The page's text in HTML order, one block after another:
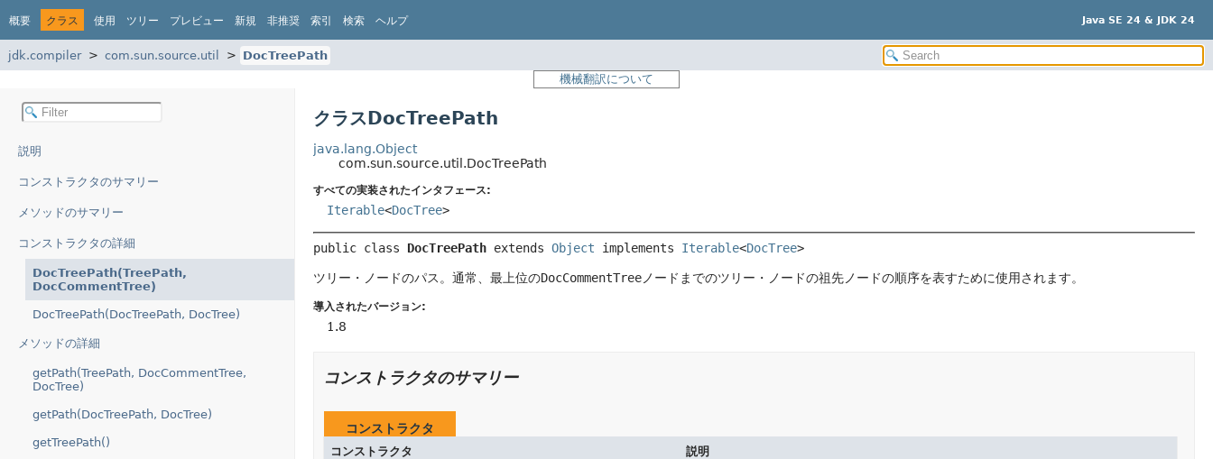
概要 クラス 使用 ツリー プレビュー 新規 非推奨 索引 検索 ヘルプ Java SE 24 & JDK 24
jdk.compiler com.sun.source.util
DocTreePath
機械翻訳について
説明
コンストラクタのサマリー
メソッドのサマリー
コンストラクタの詳細
DocTreePath(TreePath,
DocCommentTree)
DocTreePath(DocTreePath, DocTree)
メソッドの詳細
getPath(TreePath, DocCommentTree,
DocTree)
getPath(DocTreePath, DocTree)
getTreePath()
クラスDocTreePath
java.lang.Object
com.sun.source.util.DocTreePath
すべての実装されたインタフェース:
Iterable<DocTree>
public class DocTreePath extends Object implements Iterable<DocTree>
ツリー・ノードのパス。通常、最上位のDocCommentTreeノードまでのツリー・ノードの祖先ノードの順序を表すために使用されます。
導入されたバージョン:
1.8
コンストラクタのサマリー
コンストラクタ
コンストラクタ
説明